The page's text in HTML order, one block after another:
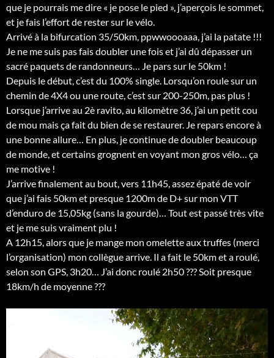
que je pourrais me dire « je pose le pied », j’aperçois le sommet,
et je fais l’effort de rester sur le vélo.
Arrivé à la bifurcation 35/50km, ppwwoooaaa, j’ai la patate !!!
Je ne me suis pas fais doubler une fois et j’ai dû dépasser un
sacré paquets de randonneurs… Je pars sur le 50km !
Depuis le début, c’est du 100% single. Lorsqu’on roule sur un
chemin de 4X4 ou une route, c’est sur 200-250m, pas plus !
Lorsque j’arrive au 2è ravito, au kilomètre 36, j’ai un petit cou
de mou mais ça fait du bien de se restaurer. Je repars encore à
une bonne allure… En plus, je continue de doubler beaucoup
de monde, et certains grognent en voyant mon gros vélo… ça
me motive !
J’arrive finalement au bout, vers 11h45, assez épaté de voir
que j’ai fais 50km et presque 1200m de D+ sur mon VTT
d’enduro de 15,05kg (sans la gourde)… Tout est passé très vite
et je me suis vraiment plu !
A 12h15, alors que je mange mon omelette aux truffes (merci
l’organisation) mon collègue arrive. Il a fait le 50km et a roulé,
selon son GPS, 3h20… J’ai donc roulé 2h50 ??? Soit presque
18km/h de moyenne ???